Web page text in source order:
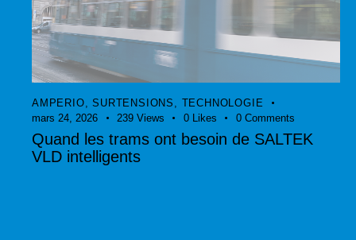
AMPERIO,SURTENSIONS , TECHNOLOGIE
mars 24, 2026
239 Views 0 Likes 0 Comments
Quand les trams ont besoin de SALTEK
VLD intelligents